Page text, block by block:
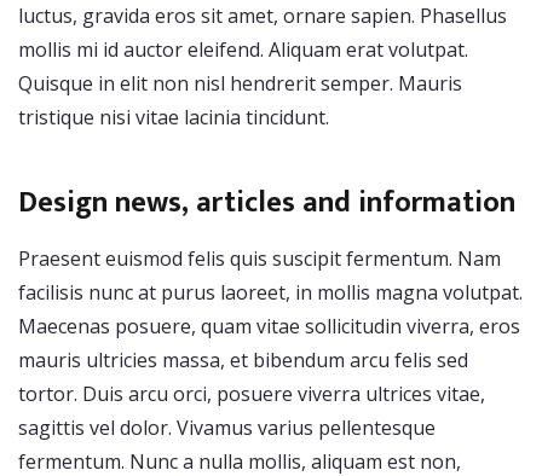
luctus, gravida eros sit amet, ornare sapien. Phasellus
mollis mi id auctor eleifend. Aliquam erat volutpat.
Quisque in elit non nisl hendrerit semper. Mauris
tristique nisi vitae lacinia tincidunt.
Design news, articles and information
Praesent euismod felis quis suscipit fermentum. Nam
facilisis nunc at purus laoreet, in mollis magna volutpat.
Maecenas posuere, quam vitae sollicitudin viverra, eros
mauris ultricies massa, et bibendum arcu felis sed
tortor. Duis arcu orci, posuere viverra ultrices vitae,
sagittis vel dolor. Vivamus varius pellentesque
fermentum. Nunc a nulla mollis, aliquam est non,